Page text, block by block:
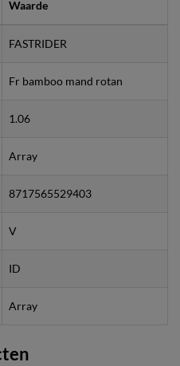
Waarde
FASTRIDER
Fr bamboo mand rotan
1.06
Array
8717565529403
V
ID
Array